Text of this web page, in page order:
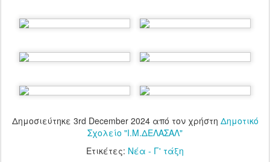
Δημοσιεύτηκε 3rd December 2024από τον χρήστη Δημοτικό
Σχολείο "Ι.Μ.ΔΕΛΑΣΑΛ"
Ετικέτες: Νέα - Γ' τάξη